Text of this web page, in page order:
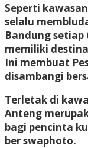
Seperti
selalu
Bandung
memiliki
Ini membuat
disambangi
Terletak di
Anteng
bagi pencinta
ber swaphoto.